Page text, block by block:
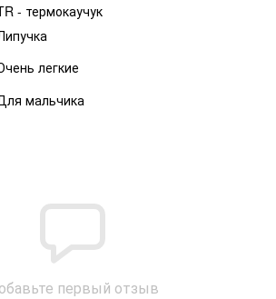
- термокаучук
легкие
мальчика
первый отзыв